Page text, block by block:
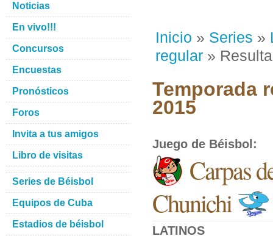
Inicio » Series »
regular »
Temporada
2015
Juego de Béisbol :
Carpas
Chunichi
LATINOS
Noticias
En vivo!!!
Concursos
Encuestas
Pronósticos
Foros
Invita a tus amigos
Libro de visitas
Series de Béisbol
Equipos de Cuba
Estadios de béisbol